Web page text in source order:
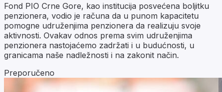
Fond PIO Crne Gore, kao institucija posvećena boljitku
penzionera, vodio je računa da u punom kapacitetu
pomogne udruženjima penzionera da realizuju svoje
aktivnosti. Ovakav odnos prema svim udruženjima
penzionera nastojaćemo zadržati i u budućnosti, u
granicama naše nadležnosti i na zakonit način.
Preporučeno